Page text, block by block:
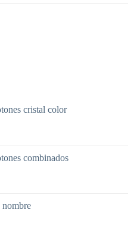
cristal color
combinados